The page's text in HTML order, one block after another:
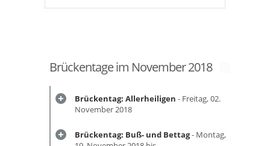
Brückentage im November 2018
Brückentag: Allerheiligen - Freitag, 02.
November 2018
Brückentag: Buß- und Bettag- Montag,